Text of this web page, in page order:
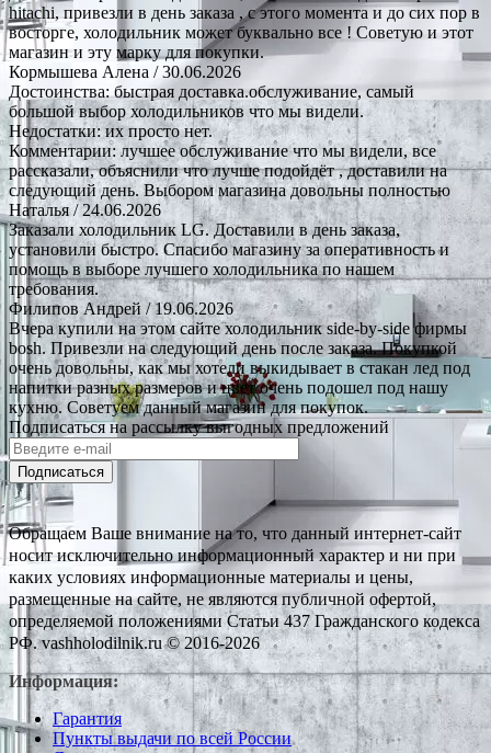
hitachi, привезли в день заказа , с этого момента и до сих пор в
восторге, холодильник может буквально все ! Советую и этот
магазин и эту марку для покупки.
Кормышева Алена / 30.06.2026
Достоинства: быстрая доставка.обслуживание, самый
большой выбор холодильников что мы видели.
Недостатки: их просто нет.
Комментарии: лучшее обслуживание что мы видели, все
рассказали, объяснили что лучше подойдёт , доставили на
следующий день. Выбором магазина довольны полностью
Наталья/ 24.06.2026
Заказали холодильник LG. Доставили в день заказа,
установили быстро. Спасибо магазину за оперативность и
помощь в выборе лучшего холодильника по нашем
требования.
Филипов Андрей / 19.06.2026
Вчера купили на этом сайте холодильник side-by-side фирмы
bosh. Привезли на следующий день после заказа. Покупкой
очень довольны, как мы хотели выкидывает в стакан лед под
напитки разных размеров и цвет очень подошел под нашу
кухню. Советуем данный магазин для покупок.
Подписаться на рассылку выгодных предложений
Подписаться
Обращаем Ваше внимание на то, что данный интернет-сайт
носит исключительно информационный характер и ни при
каких условиях информационные материалы и цены,
размещенные на сайте, не являются публичной офертой,
определяемой положениями Статьи 437 Гражданского кодекса
РФ. vashholodilnik.ru © 2016-2026
Информация:
Гарантия
Пункты выдачи по всей России